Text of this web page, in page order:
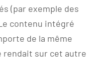
(par exemple des
contenu intégré
de la même
rendait sur cet autre